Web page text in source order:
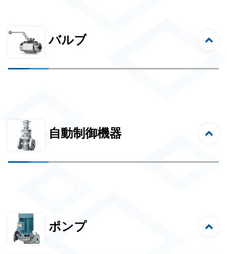
バルブ
自動制御機器
ポンプ